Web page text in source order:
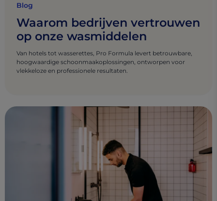
Blog
Waarom bedrijven vertrouwen
op onze wasmiddelen
Van hotels tot wasserettes, Pro Formula levert betrouwbare,
hoogwaardige schoonmaakoplossingen, ontworpen voor
vlekkeloze en professionele resultaten.